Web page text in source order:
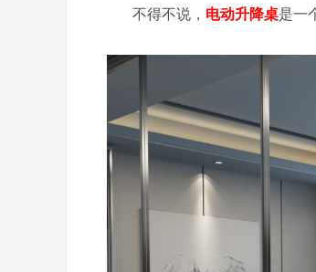
不得不说， 电动升降桌是一